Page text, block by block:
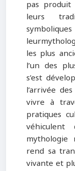
pas
leurs
les plus
l’un des
s’est
l’arrivée
vivre à
pratiques
mythologie
rend sa
vivante et